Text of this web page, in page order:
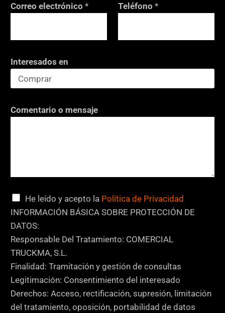
o
e
t
i
o
e
o
Correo electrónico * Teléfono *
Interesados en
Comentario o mensaje
C
a
s
i
l
l
a
s
d
He leído y acepto la Política de Privacidad
INFORMACIÓN BÁSICA SOBRE PROTECCIÓN DE
DATOS:
Responsable Del Tratamiento: COMERCIAL
TRUCKMA, S.L.
Finalidad: Tramitación y gestión de consultas
Legitimación: Consentimiento del interesado
Derechos: Acceso, rectificación, supresión, limitación
del tratamiento, oposición, portabilidad de datos